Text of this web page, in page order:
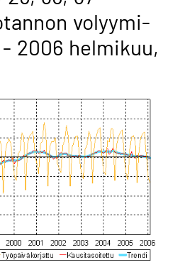
volyymi-
2006 helmikuu,